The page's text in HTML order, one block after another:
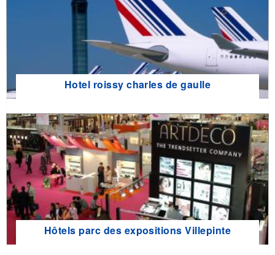
Hotel roissy charles de gaulle
Hôtels parc des expositions Villepinte